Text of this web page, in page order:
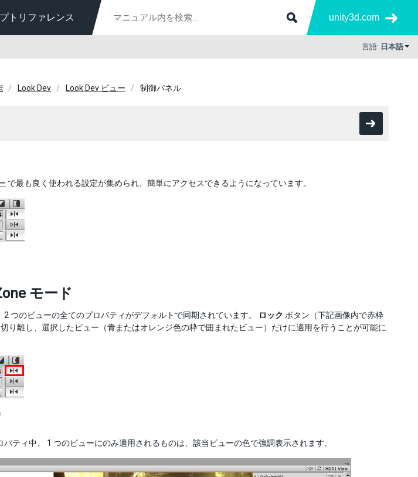
トリファレンス unity3d.com
言語: 日本語
Look Dev Look Dev ビュー 制御パネル
で最も良く使われる設定が集められ、簡単にアクセスできるようになっています。
モード
2 つのビューの全てのプロパティがデフォルトで同期されています。 ロック ボタン（下記画像内で赤枠
り離し、選択したビュー（青またはオレンジ色の枠で囲まれたビュー）だけに適用を行うことが可能に
パティ中、 1 つのビューにのみ適用されるものは、該当ビューの色で強調表示されます。